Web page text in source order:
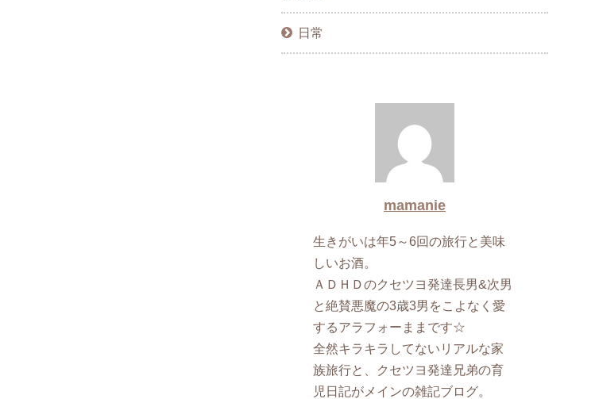
日常
mamanie
生きがいは年5～6回の旅行と美味
しいお酒。
ＡＤＨＤのクセツヨ発達長男&次男
と絶賛悪魔の3歳3男をこよなく愛
するアラフォーままです☆
全然キラキラしてないリアルな家
族旅行と、クセツヨ発達兄弟の育
児日記がメインの雑記ブログ。